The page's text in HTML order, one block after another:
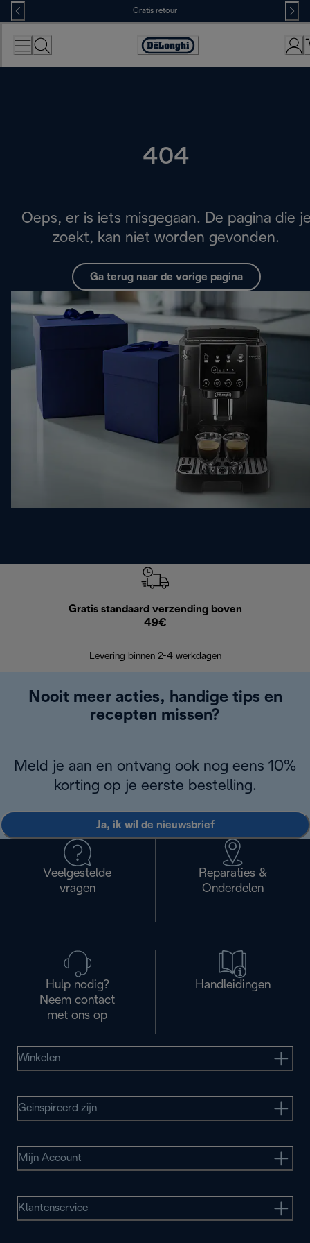
Skip
to
Content
Gratis retour
Accessibility
Statement
404
Oeps, er is iets misgegaan. De pagina die
zoekt, kan niet worden gevonden.
Ga terug naar de vorige pagina
Gratis standaard verzending boven
49€
Levering binnen 2-4 werkdagen
Nooit meer acties, handige tips en
recepten missen?
Meld je aan en ontvang ook nog eens 10%
korting op je eerste bestelling.
Ja, ik wil de nieuwsbrief
Veelgestelde
vragen
Reparaties &
Onderdelen
Hulp nodig?
Neem contact
met ons op
Handleidingen
Winkelen
Geinspireerd zijn
Mijn Account
Klantenservice